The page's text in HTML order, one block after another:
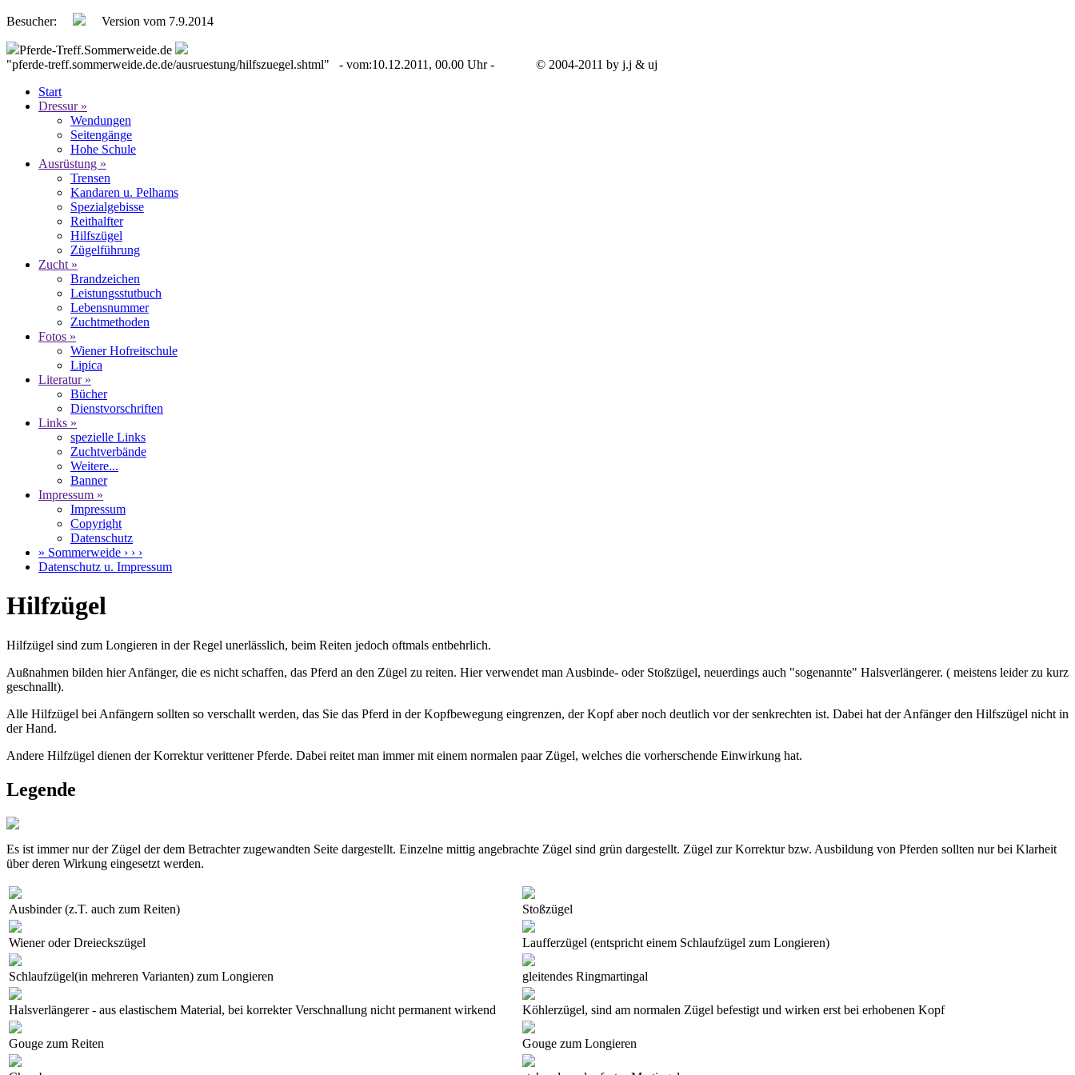
Besucher: Version vom 7.9.2014
Pferde-Treff.Sommerweide.de
"pferde-treff.sommerweide.de.de/ausruestung/hilfszuegel.shtml" - vom:10.12.2011, 00.00 Uhr - © 2004-2011 by j.j & uj
Start
Dressur »
Wendungen
Seitengänge
Hohe Schule
Ausrüstung »
Trensen
Kandaren u. Pelhams
Spezialgebisse
Reithalfter
Hilfszügel
Zügelführung
Zucht »
Brandzeichen
Leistungsstutbuch
Lebensnummer
Zuchtmethoden
Fotos »
Wiener Hofreitschule
Lipica
Literatur »
Bücher
Dienstvorschriften
Links »
spezielle Links
Zuchtverbände
Weitere...
Banner
Impressum »
Impressum
Copyright
Datenschutz
» Sommerweide › › ›
Datenschutz u. Impressum
Hilfzügel
Hilfzügel sind zum Longieren in der Regel unerlässlich, beim Reiten jedoch oftmals entbehrlich.
Außnahmen bilden hier Anfänger, die es nicht schaffen, das Pferd an den Zügel zu reiten. Hier verwendet man Ausbinde- oder Stoßzügel, neuerdings auch "sogenannte" Halsverlängerer. ( meistens leider zu kurz
geschnallt).
Alle Hilfzügel bei Anfängern sollten so verschallt werden, das Sie das Pferd in der Kopfbewegung eingrenzen, der Kopf aber noch deutlich vor der senkrechten ist. Dabei hat der Anfänger den Hilfszügel nicht in
der Hand.
Andere Hilfzügel dienen der Korrektur verittener Pferde. Dabei reitet man immer mit einem normalen paar Zügel, welches die vorherschende Einwirkung hat.
Legende
Es ist immer nur der Zügel der dem Betrachter zugewandten Seite dargestellt. Einzelne mittig angebrachte Zügel sind grün dargestellt. Zügel zur Korrektur bzw. Ausbildung von Pferden sollten nur bei Klarheit
über deren Wirkung eingesetzt werden.
Ausbinder (z.T. auch zum Reiten) Stoßzügel
Wiener oder Dreieckszügel Laufferzügel (entspricht einem Schlaufzügel zum Longieren)
Schlaufzügel(in mehreren Varianten) zum Longieren gleitendes Ringmartingal
Halsverlängerer - aus elastischem Material, bei korrekter Verschnallung nicht permanent wirkend Köhlerzügel, sind am normalen Zügel befestigt und wirken erst bei erhobenen Kopf
Gouge zum Reiten Gouge zum Longieren